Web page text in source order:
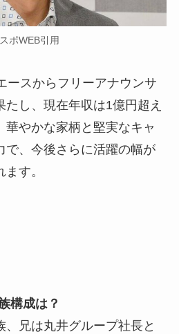
ポWEB引用
ースからフリーアナウンサ
し、現在年収は1億円超え
華やかな家柄と堅実なキャ
で、今後さらに活躍の幅が
す。
構成は？
兄は丸井グループ社長と